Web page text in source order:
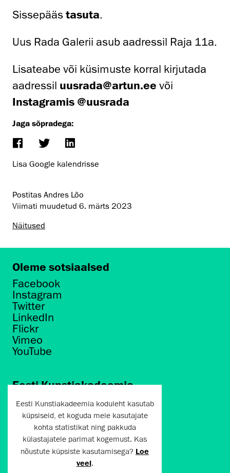
Sissepääs tasuta.
Uus Rada Galerii asub aadressil Raja 11a.
Lisateabe või küsimuste korral kirjutada
aadressil uusrada@artun.ee või
Instagramis @uusrada
Jaga sõpradega:
Lisa Google kalendrisse
Postitas Andres Lõo
Viimati muudetud 6. märts 2023
Näitused
Oleme sotsiaalsed
Facebook
Instagram
Twitter
LinkedIn
Flickr
Vimeo
YouTube
Eesti Kunstiakadeemia
Põhja puiestee 7
Tallinn 10412
artun@artun.ee
+372 6267301
Liitu uudiskirjaga!
Eesti Kunstiakadeemia koduleht kasutab
küpsiseid, et koguda meie kasutajate
kohta statistikat ning pakkuda
külastajatele parimat kogemust. Kas
nõustute küpsiste kasutamisega? Loe
veel.